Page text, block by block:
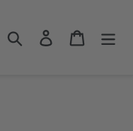
RechercherSe connecter
Panier